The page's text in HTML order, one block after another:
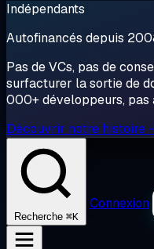
Indépendants
Autofinancés depuis
Pas de VCs, pas de
surfacturer la sortie de
000+ développeurs, pas
Découvrir notre histoire
Recherche ⌘K
Connexion